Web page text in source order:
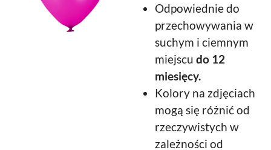
Odpowiednie do
przechowywania w
suchym i ciemnym
miejscu do 12
miesięcy.
Kolory na zdjęciach
mogą się różnić od
rzeczywistych w
zależności od